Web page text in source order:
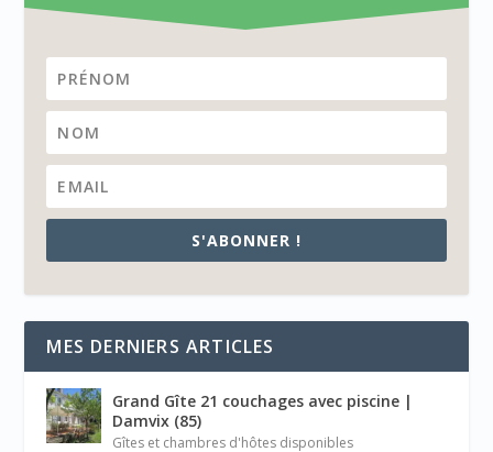
S'ABONNER !
MES DERNIERS ARTICLES
Grand Gîte 21 couchages avec piscine |
Damvix (85)
Gîtes et chambres d'hôtes disponibles